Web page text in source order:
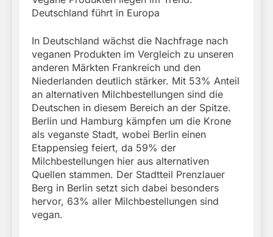
Deutschland führt in Europa
In Deutschland wächst die Nachfrage nach
veganen Produkten im Vergleich zu unseren
anderen Märkten Frankreich und den
Niederlanden deutlich stärker. Mit 53% Anteil
an alternativen Milchbestellungen sind die
Deutschen in diesem Bereich an der Spitze.
Berlin und Hamburg kämpfen um die Krone
als veganste Stadt, wobei Berlin einen
Etappensieg feiert, da 59% der
Milchbestellungen hier aus alternativen
Quellen stammen. Der Stadtteil Prenzlauer
Berg in Berlin setzt sich dabei besonders
hervor, 63% aller Milchbestellungen sind
vegan.